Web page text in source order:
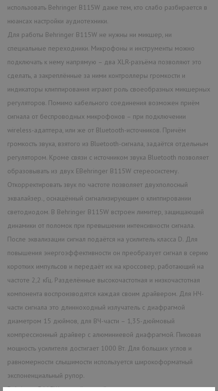
использовать Behringer B115W даже тем, кто слабо разбирается в
нюансах настройки аудиотехники.
Для работы Behringer B115W не нужны ни микшер, ни
специальные переходники. Микрофоны и инструменты можно
подключать к нему напрямую – два XLR-разъёма позволяют это
сделать, а закреплённые за ними контроллеры громкости и
индикаторы клиппирования играют роль своеобразных микшерных
регуляторов. Помимо кабельного соединения возможен приём
сигнала от беспроводных микрофонов – при подключении
wireless-адаптера, или же от Bluetooth-источников. Причём
громкость звука, взятого из Bluetooth-сигнала, задаётся отдельным
регулятором. Кроме связи с источником звука Bluetooth позволяет
образовывать из двух EBehringer B115W стереосистему.
Откорректировать звук по частоте позволяет двухполосный
эквалайзер., оснащённый сигнализирующим о клиппировании
светодиодом. В Behringer B115W встроен лимитер, защищающий
динамики от поломок при превышении интенсивности сигнала.
После эквализации сигнал подаётся на усилитель класса D. Для
повышения энергоэффективности он преобразует сигнал в серию
коротких импульсов и передаёт их на кроссовер, работающий на
частоте 2,2 кГц. Разделённые высокочастотная и низкочастотная
компонента воспроизводятся каждая своим драйвером. Для НЧ-
части сигнала это длинноходный излучатель с диафрагмой
диаметром 15 дюймов, для ВЧ-части – 1,35-дюймовый
компрессионный драйвер с алюминиевой диафрагмой. Пиковая
мощность усилителя достигает 1000 Вт. Для больших углов и
равномерности слышимости используется широкоформатный
экспоненциальный рупор.
Behringer B115W оснащён линейным выходом для подключения к